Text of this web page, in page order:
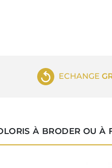
ECHANGE
À BRODER OU À